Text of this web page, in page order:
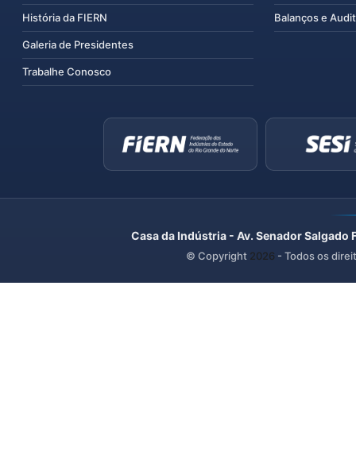
História da FIERN
Galeria de Presidentes
Trabalhe Conosco
Balanços e
Casa da Indústria - Av. Senador
© Copyright 2026 - Todos os